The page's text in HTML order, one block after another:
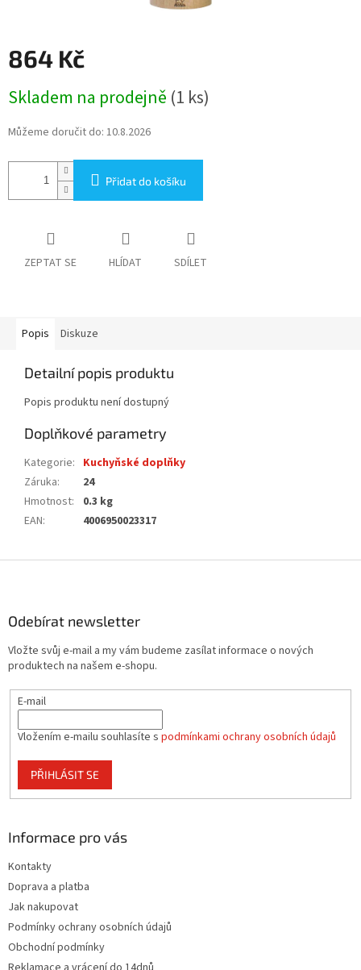
864 Kč
cena:
Skladem na prodejně (1 ks)
Můžeme doručit do: 10.8.2026
Přidat do košíku
ZEPTAT SE HLÍDAT SDÍLET
Popis Diskuze
Detailní popis produktu
Popis produktu není dostupný
Doplňkové parametry
Kategorie: Kuchyňské doplňky
Záruka:
24
Hmotnost:
0.3 kg
EAN: 4006950023317
Odebírat newsletter
Vložte svůj e-mail a my vám budeme zasílat informace o nových
produktech na našem e-shopu.
E-mail
Vložením e-mailu souhlasíte s podmínkami ochrany osobních údajů
PŘIHLÁSIT SE
Informace pro vás
Kontakty
Doprava a platba
Jak nakupovat
Podmínky ochrany osobních údajů
Obchodní podmínky